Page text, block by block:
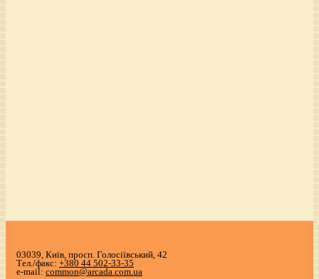
03039, Київ, просп. Голосіївський, 42
Тел./факс: +380 44 502-33-35
e-mail: common@arcada.com.ua